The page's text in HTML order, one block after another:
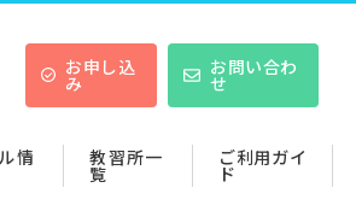
お申し込
み
お問い合わ
せ
情 教習所一
覧
ご利用ガイ
ド